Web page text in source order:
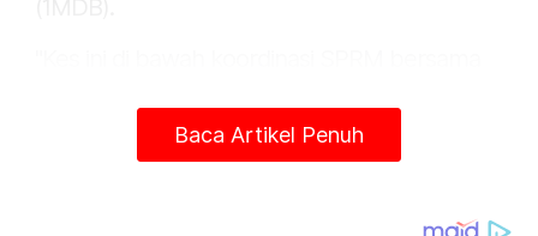
(LHDN), Bank Negara Malaysia (BNM) dan
Kementerian Perdagangan Dalam Negeri dan
Baca Artikel Penuh